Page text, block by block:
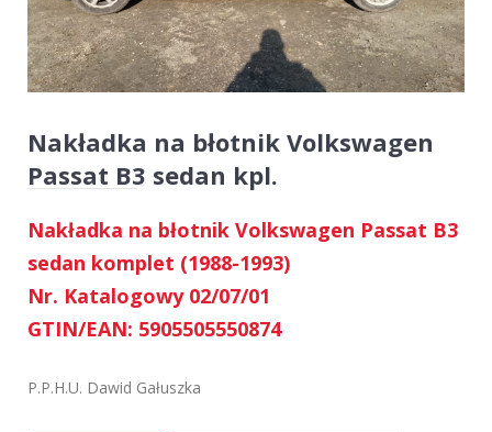
Nakładka na błotnik Volkswagen
Passat B3 sedan kpl.
Nakładka na błotnik Volkswagen Passat B3
sedan komplet (1988-1993)
Nr. Katalogowy 02/07/01
GTIN/EAN: 5905505550874
P.P.H.U. Dawid Gałuszka